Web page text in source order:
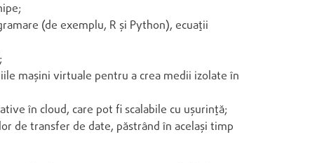
(de exemplu, R și Python), ecuații
mașini virtuale pentru a crea medii izolate în
în cloud, care pot fi scalabile cu ușurință;
de transfer de date, păstrând în același timp